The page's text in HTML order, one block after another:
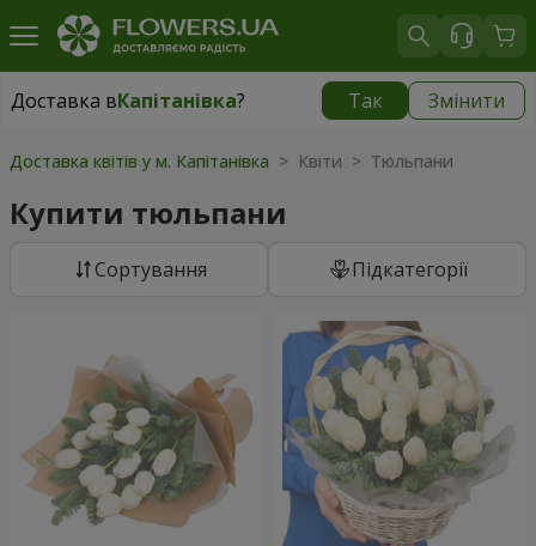
Доставка вКапітанівка? Так Змінити
Доставка вКапітанівка| безкоштовно
Доставка квітів у м. Капітанівка > Квіти > Тюльпани
Купити тюльпани
Сортування Підкатегорії